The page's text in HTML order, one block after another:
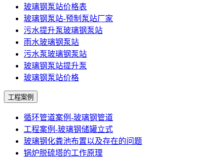
玻璃钢泵站价格表
玻璃钢泵站-预制泵站厂家
污水提升泵玻璃钢泵站
雨水玻璃钢泵站
污水泵玻璃钢泵站
玻璃钢泵站提升泵
玻璃钢泵站价格
工程案例
循环管道案例-玻璃钢管道
工程案例-玻璃钢储罐立式
玻璃钢化粪池布置以及存在的问题
锅炉脱硫塔的工作原理